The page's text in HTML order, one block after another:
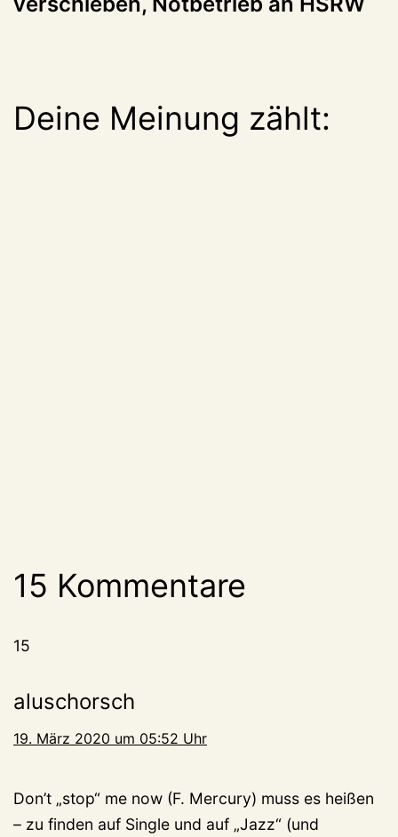
Deine Meinung zählt:
15 Kommentare
15
aluschorsch
19. März 2020 um 05:52 Uhr
Don’t „stop“ me now (F. Mercury) muss es heißen
– zu finden auf Single und auf „Jazz“ (und